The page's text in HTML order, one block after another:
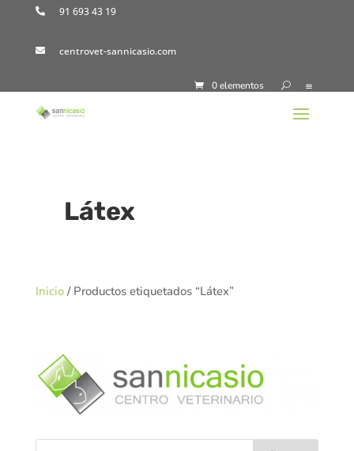
 91 693 43 19
 centrovet-sannicasio.com
0 elementos
Látex
Inicio/ Productos etiquetados “Látex”